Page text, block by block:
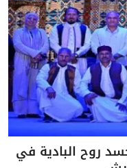
روح البادية في